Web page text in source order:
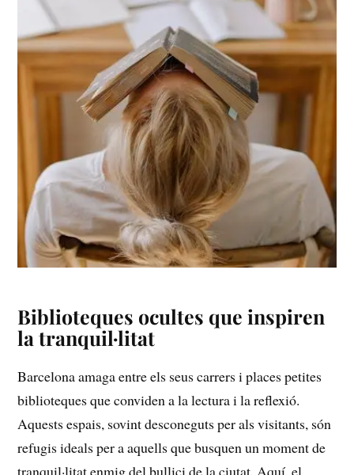
Biblioteques ocultes que inspiren
la tranquil·litat
Barcelona amaga entre ‍els seus carrers i places petites
biblioteques que conviden a la lectura i la reflexió.​
Aquests espais, sovint desconeguts per ‍als ‌visitants, són
refugis ideals per‍ a aquells que busquen un moment de